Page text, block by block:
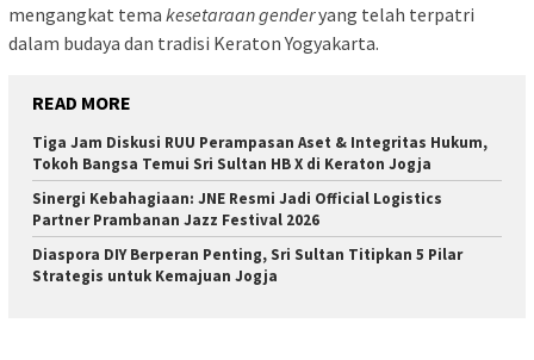
mengangkat tema kesetaraan genderyang telah terpatri
dalam budaya dan tradisi Keraton Yogyakarta.
READ MORE
Tiga Jam Diskusi RUU Perampasan Aset & Integritas Hukum,
Tokoh Bangsa Temui Sri Sultan HB X di Keraton Jogja
Sinergi Kebahagiaan: JNE Resmi Jadi Official Logistics
Partner Prambanan Jazz Festival 2026
Diaspora DIY Berperan Penting, Sri Sultan Titipkan 5 Pilar
Strategis untuk Kemajuan Jogja